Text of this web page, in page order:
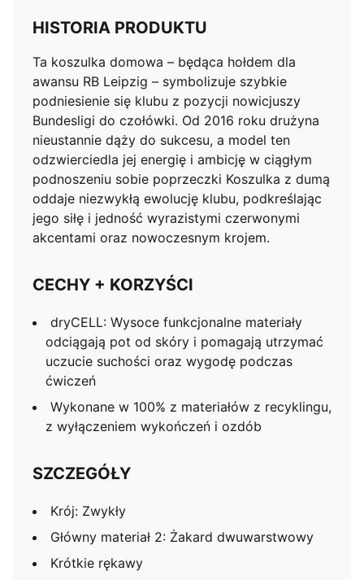
HISTORIA PRODUKTU
Ta koszulka domowa – będąca hołdem dla
awansu RB Leipzig – symbolizuje szybkie
podniesienie się klubu z pozycji nowicjuszy
Bundesligi do czołówki. Od 2016 roku drużyna
nieustannie dąży do sukcesu, a model ten
odzwierciedla jej energię i ambicję w ciągłym
podnoszeniu sobie poprzeczki Koszulka z dumą
oddaje niezwykłą ewolucję klubu, podkreślając
jego siłę i jedność wyrazistymi czerwonymi
akcentami oraz nowoczesnym krojem.
CECHY + KORZYŚCI
dryCELL: Wysoce funkcjonalne materiały
odciągają pot od skóry i pomagają utrzymać
uczucie suchości oraz wygodę podczas
ćwiczeń
Wykonane w 100% z materiałów z recyklingu,
z wyłączeniem wykończeń i ozdób
SZCZEGÓŁY
Krój: Zwykły
Główny materiał 2: Żakard dwuwarstwowy
Krótkie rękawy